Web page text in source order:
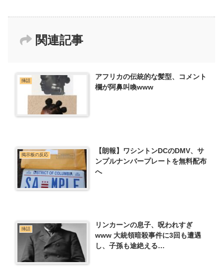
関連記事
挿話
アフリカの伝統的な髪型、コメント
欄が阿鼻叫喚www
掲示板の反応
【朗報】ワシントンDCのDMV、サ
ンプルナンバープレートを無料配布
へ
挿話
リンカーンの息子、呪われすぎ
www 大統領暗殺事件に3回も遭遇
し、子孫も途絶える…